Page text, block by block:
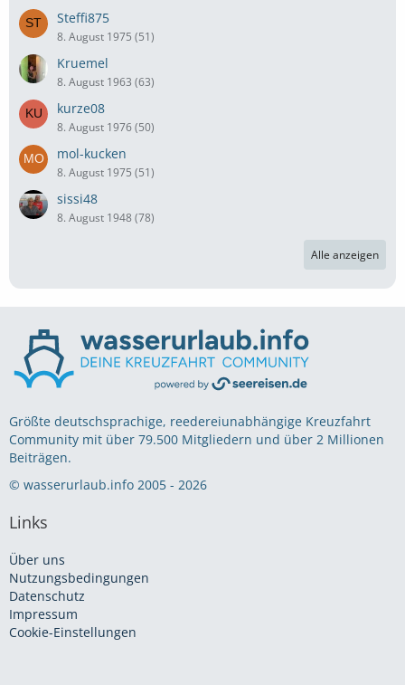
Steffi875
8. August 1975 (51)
Kruemel
8. August 1963 (63)
kurze08
8. August 1976 (50)
mol-kucken
8. August 1975 (51)
sissi48
8. August 1948 (78)
Alle anzeigen
Größte deutschsprachige, reedereiunabhängige Kreuzfahrt
Community mit über 79.500 Mitgliedern und über 2 Millionen
Beiträgen.
© wasserurlaub.info 2005 - 2026
Links
Über uns
Nutzungsbedingungen
Datenschutz
Impressum
Cookie-Einstellungen